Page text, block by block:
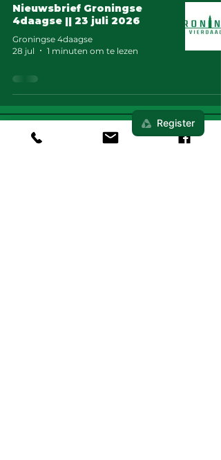
Nieuwsbrief Groningse
4daagse || 23 juli 2026
Groningse 4daagse
28 jul
1 minuten om te lezen